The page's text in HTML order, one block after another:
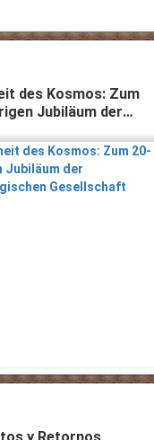
des Kosmos: Zum
Jubiläum der